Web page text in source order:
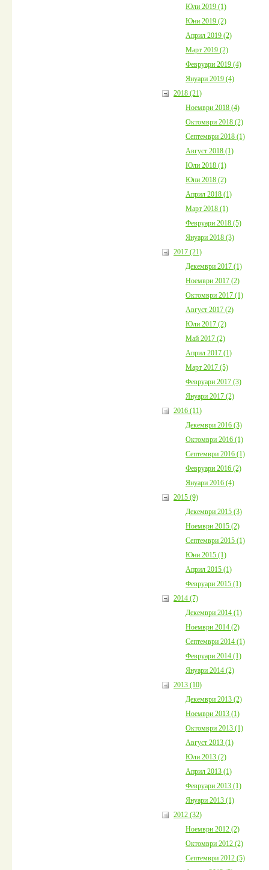
Юли 2019 (1)
Юни 2019 (2)
Април 2019 (2)
Март 2019 (2)
Февруари 2019 (4)
Януари 2019 (4)
2018 (21)
Ноември 2018 (4)
Октомври 2018 (2)
Септември 2018 (1)
Август 2018 (1)
Юли 2018 (1)
Юни 2018 (2)
Април 2018 (1)
Март 2018 (1)
Февруари 2018 (5)
Януари 2018 (3)
2017 (21)
Декември 2017 (1)
Ноември 2017 (2)
Октомври 2017 (1)
Август 2017 (2)
Юли 2017 (2)
Май 2017 (2)
Април 2017 (1)
Март 2017 (5)
Февруари 2017 (3)
Януари 2017 (2)
2016 (11)
Декември 2016 (3)
Октомври 2016 (1)
Септември 2016 (1)
Февруари 2016 (2)
Януари 2016 (4)
2015 (9)
Декември 2015 (3)
Ноември 2015 (2)
Септември 2015 (1)
Юни 2015 (1)
Април 2015 (1)
Февруари 2015 (1)
2014 (7)
Декември 2014 (1)
Ноември 2014 (2)
Септември 2014 (1)
Февруари 2014 (1)
Януари 2014 (2)
2013 (10)
Декември 2013 (2)
Ноември 2013 (1)
Октомври 2013 (1)
Август 2013 (1)
Юли 2013 (2)
Април 2013 (1)
Февруари 2013 (1)
Януари 2013 (1)
2012 (32)
Ноември 2012 (2)
Октомври 2012 (2)
Септември 2012 (5)